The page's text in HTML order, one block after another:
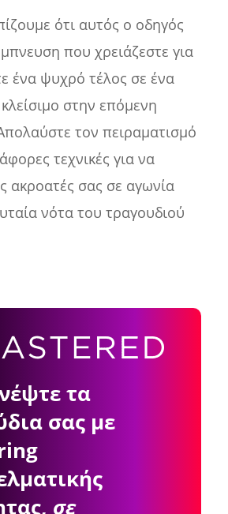
ότι αυτός ο οδηγός
που χρειάζεστε για
ένα ψυχρό τέλος σε ένα
στην επόμενη
τον πειραματισμό
τεχνικές για να
ακροατές σας σε αγωνία
νότα του τραγουδιού
τα
σας με
σε